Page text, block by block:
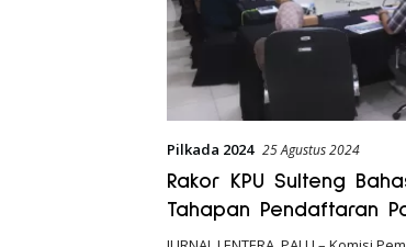
Pilkada 2024 25 Agustus 2024
Rakor KPU Sulteng
Tahapan Pendaftaran
Kepala Daerah